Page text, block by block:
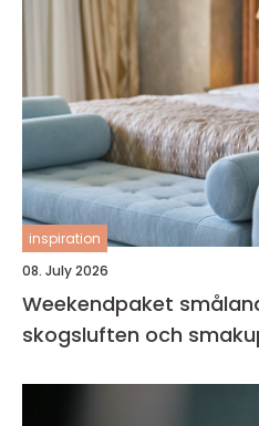
inspiration
08. July 2026
Weekendpaket småland
skogsluften och